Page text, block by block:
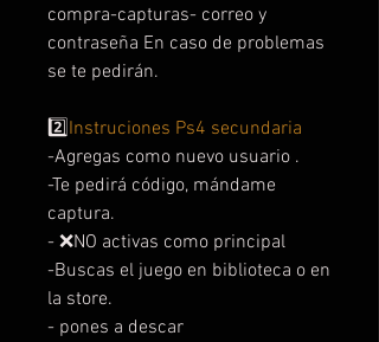
compra-capturas- correo y
contraseña En caso de problemas
se te pedirán.
2️⃣Instruciones Ps4 secundaria
-Agregas como nuevo usuario .
-Te pedirá código, mándame
captura.
- ❌NO activas como principal
-Buscas el juego en biblioteca o en
la store.
- pones a descar